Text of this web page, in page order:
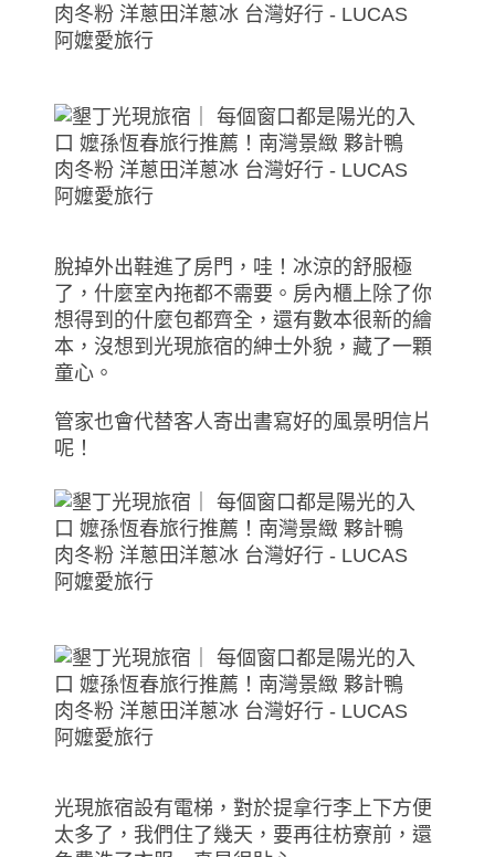
脫掉外出鞋進了房門，哇！冰涼的舒服極
了，什麼室內拖都不需要。房內櫃上除了你
想得到的什麼包都齊全，還有數本很新的繪
本，沒想到光現旅宿的紳士外貌，藏了一顆
童心。
管家也會代替客人寄出書寫好的風景明信片
呢！
光現旅宿設有電梯，對於提拿行李上下方便
太多了，我們住了幾天，要再往枋寮前，還